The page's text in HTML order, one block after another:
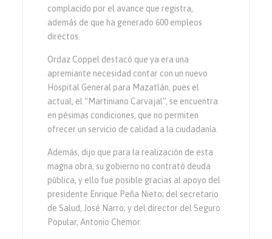
complacido por el avance que registra,
además de que ha generado 600 empleos
directos.
Ordaz Coppel destacó que ya era una
apremiante necesidad contar con un nuevo
Hospital General para Mazatlán, pues el
actual, el “Martiniano Carvajal”, se encuentra
en pésimas condiciones, que no permiten
ofrecer un servicio de calidad a la ciudadanía.
Además, dijo que para la realización de esta
magna obra, su gobierno no contrató deuda
pública, y ello fue posible gracias al apoyo del
presidente Enrique Peña Nieto; del secretario
de Salud, José Narro; y del director del Seguro
Popular, Antonio Chemor.